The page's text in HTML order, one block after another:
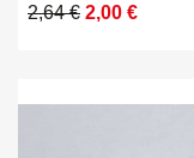
2,64€
Alkuperäinen
2,00 €
Nykyinen